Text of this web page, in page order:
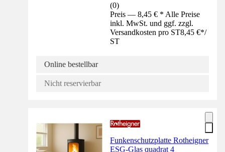
(0)
Preis — 8,45 € * Alle Preise
inkl. MwSt. und ggf. zzgl.
Versandkosten pro ST8,45 €*/
ST
Online bestellbar
Nicht reservierbar
Funkenschutzplatte Rotheigner
ESG-Glas quadrat 4